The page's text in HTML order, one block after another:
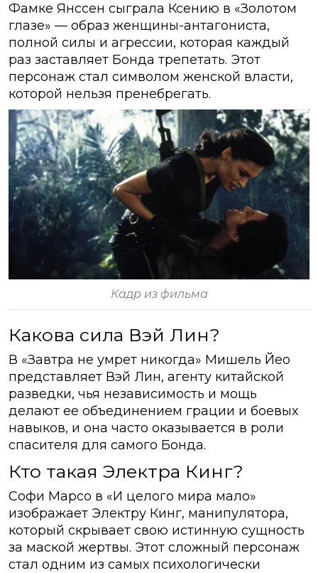
Фамке Янссен сыграла Ксению в «Золотом
глазе» — образ женщины-антагониста,
полной силы и агрессии, которая каждый
раз заставляет Бонда трепетать. Этот
персонаж стал символом женской власти,
которой нельзя пренебрегать.
Кадр из фильма
Какова сила Вэй Лин?
В «Завтра не умрет никогда» Мишель Йео
представляет Вэй Лин, агенту китайской
разведки, чья независимость и мощь
делают ее объединением грации и боевых
навыков, и она часто оказывается в роли
спасителя для самого Бонда.
Кто такая Электра Кинг?
Софи Марсо в «И целого мира мало»
изображает Электру Кинг, манипулятора,
который скрывает свою истинную сущность
за маской жертвы. Этот сложный персонаж
стал одним из самых психологически